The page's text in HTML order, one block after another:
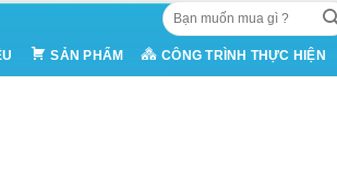
Tìm
kiếm:
SẢN PHẨM CÔNG TRÌNH THỰC HIỆN